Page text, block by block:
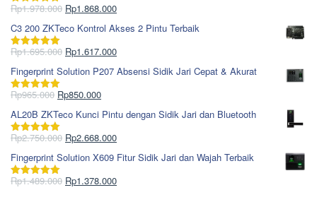
Dinilai5.00
Rp1.978.000 Harga
aslinya
adalah:
Rp1.978.000.
Rp1.868.000Harga
saat
ini
adalah:
C3 200 ZKTeco Kontrol Akses 2 Pintu Terbaik
Dinilai5.00
Rp1.695.000 Harga
aslinya
adalah:
Rp1.695.000.
Rp1.617.000Harga
saat
ini
Fingerprint Solution P207 Absensi Sidik Jari Cepat & Akurat
Dinilai5.00
Rp965.000 Harga
aslinya
adalah:
Rp965.000.
Rp850.000Harga
saat
ini
adalah:
AL20B ZKTeco Kunci Pintu dengan Sidik Jari dan Bluetooth
Dinilai5.00
Rp2.750.000 Harga
aslinya
adalah:
Rp2.750.000.
Rp2.668.000Harga
saat
ini
adalah:
Fingerprint Solution X609 Fitur Sidik Jari dan Wajah Terbaik
Dinilai5.00
Rp1.489.000 Harga
Rp1.378.000Harga